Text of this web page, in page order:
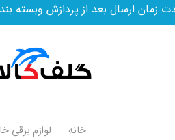
از پردازش وبسته بندی بر
خانه لوازم برقی